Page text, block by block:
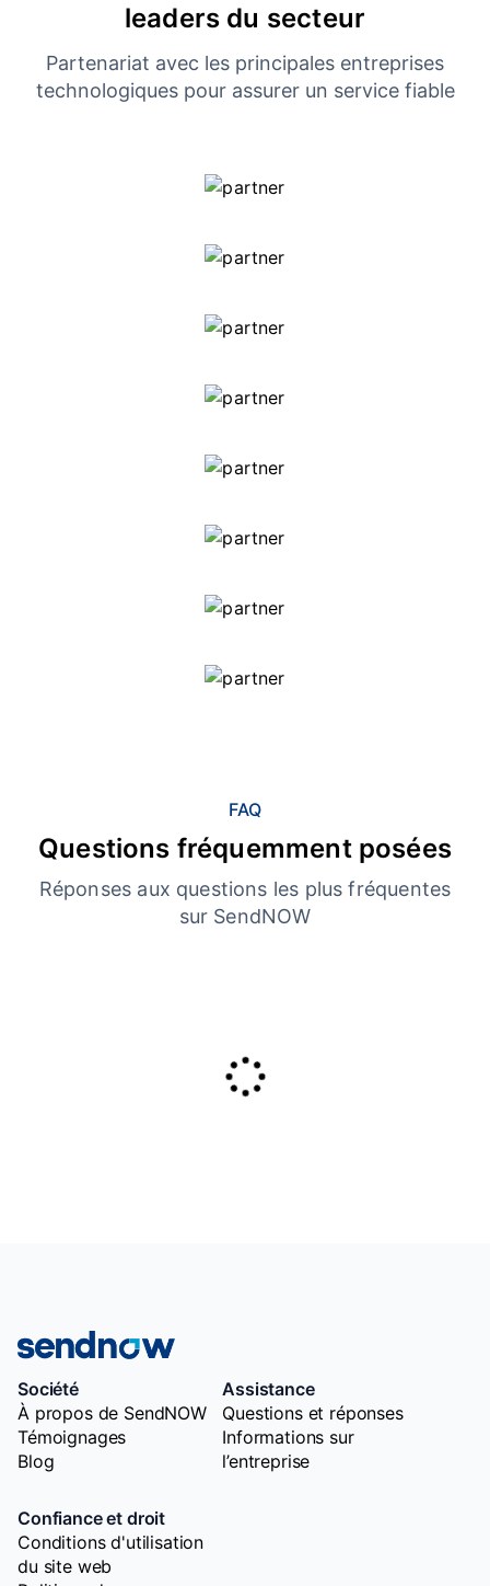
leaders du secteur
Partenariat avec les principales entreprises
technologiques pour assurer un service fiable
FAQ
Questions fréquemment posées
Réponses aux questions les plus fréquentes
sur SendNOW
Société
À propos de SendNOW
Témoignages
Blog
Assistance
Questions et réponses
Informations sur
l’entreprise
Confiance et droit
Conditions d'utilisation
du site web